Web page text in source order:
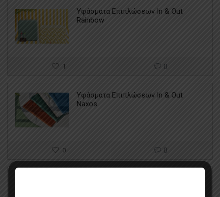
Υφάσματα Επιπλώσεων In & Out
Rainbow
1 0
Υφάσματα Επιπλώσεων In & Out
Naxos
0 0